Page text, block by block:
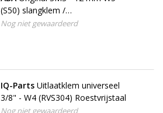
(S50) slangklem /
wormschroefklem
Nog niet gewaardeerd
IQ-Parts Uitlaatklem universeel
3/8" - W4 (RVS304) Roestvrijstaal
Nog niet gewaardeerd